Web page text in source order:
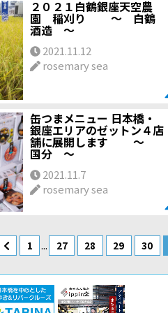
２０２１白鶴銀座天空農
園 稲刈り ～ 白鶴
酒造 ～
2021.11.12
rosemary sea
缶つまメニュー 日本橋・
銀座エリアのゼットン４店
舗に展開します ～
国分 ～
2021.11.7
rosemary sea
1 ... 27 28 29 30